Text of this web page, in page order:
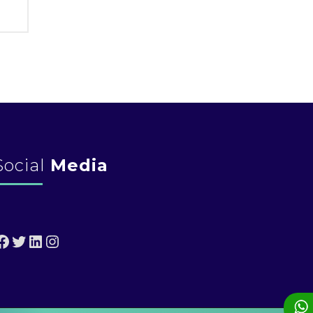
Media
Twitter
LinkedIn
Instagram